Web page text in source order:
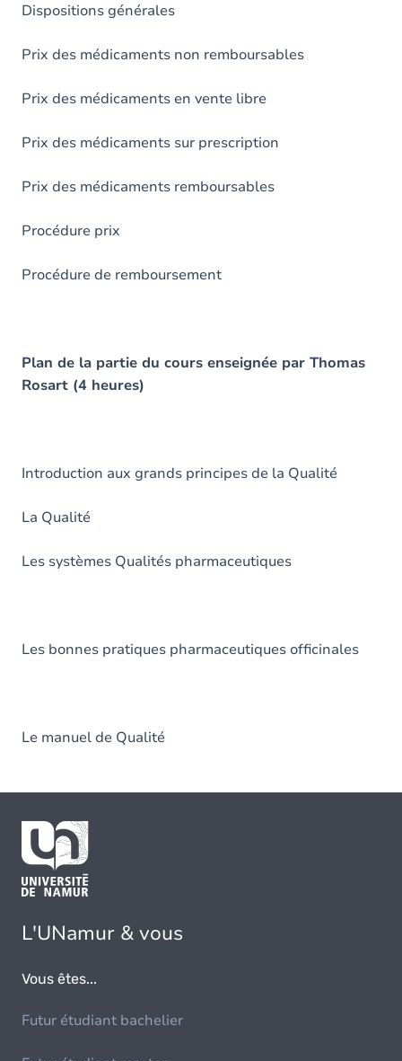
Dispositions générales
Prix des médicaments non remboursables
Prix des médicaments en vente libre
Prix des médicaments sur prescription
Prix des médicaments remboursables
Procédure prix
Procédure de remboursement
Plan de la partie du cours enseignée par Thomas
Rosart (4 heures)
Introduction aux grands principes de la Qualité
La Qualité
Les systèmes Qualités pharmaceutiques
Les bonnes pratiques pharmaceutiques officinales
Le manuel de Qualité
L'UNamur & vous
Vous êtes...
Futur étudiant bachelier